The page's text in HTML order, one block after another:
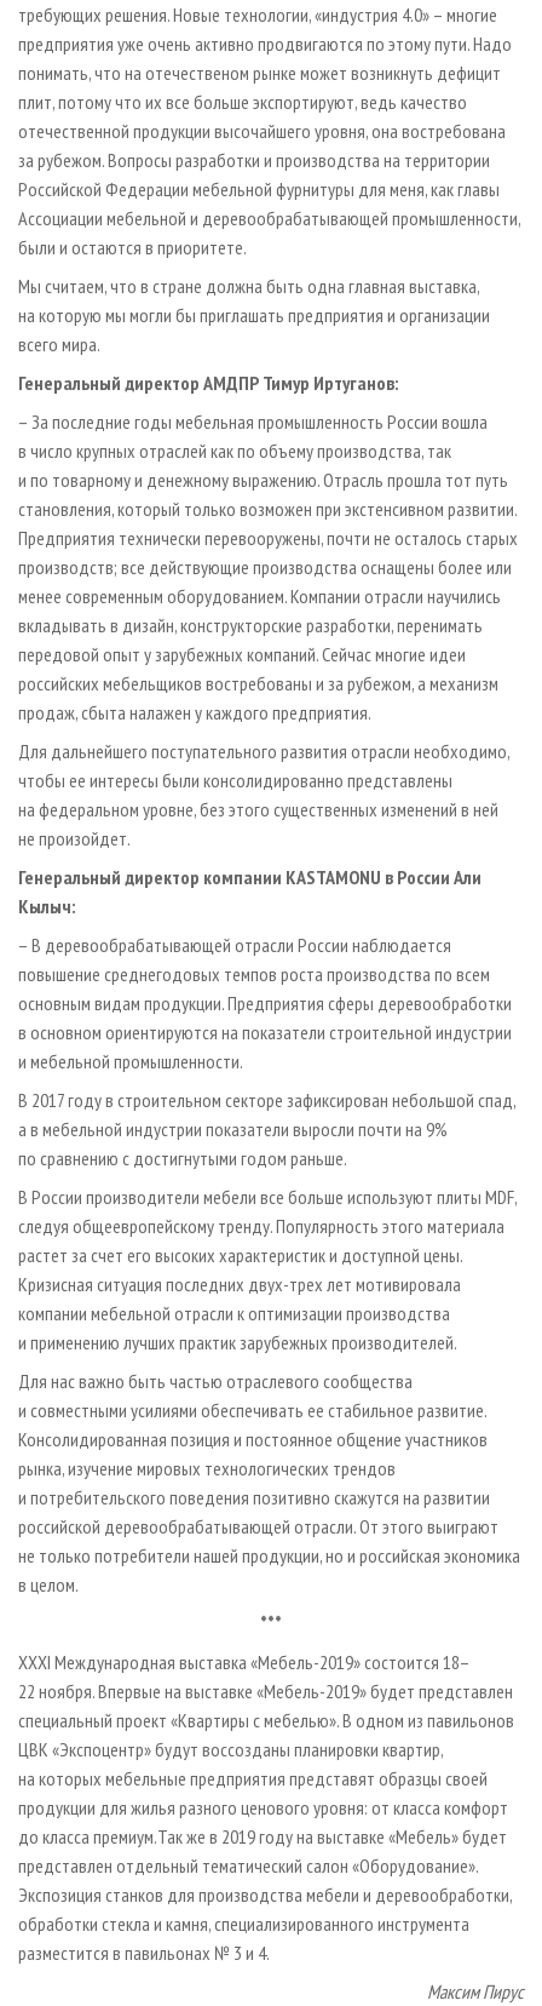
требующих решения. Новые технологии, «индустрия 4.0» – многие
предприятия уже очень активно продвигаются по этому пути. Надо
понимать, что на отечественом рынке может возникнуть дефицит
плит, потому что их все больше экспортируют, ведь качество
отечественной продукции высочайшего уровня, она востребована
за рубежом. Вопросы разработки и производства на территории
Российской Федерации мебельной фурнитуры для меня, как главы
Ассоциации мебельной и деревообрабатывающей промышленности,
были и остаются в приоритете.
Мы считаем, что в стране должна быть одна главная выставка,
на которую мы могли бы приглашать предприятия и организации
всего мира.
Генеральный директор АМДПР Тимур Иртуганов:
– За последние годы мебельная промышленность России вошла
в число крупных отраслей как по объему производства, так
и по товарному и денежному выражению. Отрасль прошла тот путь
становления, который только возможен при экстенсивном развитии.
Предприятия технически перевооружены, почти не осталось старых
производств; все действующие производства оснащены более или
менее современным оборудованием. Компании отрасли научились
вкладывать в дизайн, конструкторские разработки, перенимать
передовой опыт у зарубежных компаний. Сейчас многие идеи
российских мебельщиков востребованы и за рубежом, а механизм
продаж, сбыта налажен у каждого предприятия.
Для дальнейшего поступательного развития отрасли необходимо,
чтобы ее интересы были консолидированно представлены
на федеральном уровне, без этого существенных изменений в ней
не произойдет.
Генеральный директор компании KASTAMONU в России Али
Кылыч:
– В деревообрабатывающей отрасли России наблюдается
повышение среднегодовых темпов роста производства по всем
основным видам продукции. Предприятия сферы деревообработки
в основном ориентируются на показатели строительной индустрии
и мебельной промышленности.
В 2017 году в строительном секторе зафиксирован небольшой спад,
а в мебельной индустрии показатели выросли почти на 9%
по сравнению с достигнутыми годом раньше.
В России производители мебели все больше используют плиты MDF,
следуя общеевропейскому тренду. Популярность этого материала
растет за счет его высоких характеристик и доступной цены.
Кризисная ситуация последних двух-трех лет мотивировала
компании мебельной отрасли к оптимизации производства
и применению лучших практик зарубежных производителей.
Для нас важно быть частью отраслевого сообщества
и совместными усилиями обеспечивать ее стабильное развитие.
Консолидированная позиция и постоянное общение участников
рынка, изучение мировых технологических трендов
и потребительского поведения позитивно скажутся на развитии
российской деревообрабатывающей отрасли. От этого выиграют
не только потребители нашей продукции, но и российская экономика
в целом.
***
XXXI Международная выставка «Мебель-2019» состоится 18–
22 ноября. Впервые на выставке «Мебель-2019» будет представлен
специальный проект «Квартиры с мебелью». В одном из павильонов
ЦВК «Экспоцентр» будут воссозданы планировки квартир,
на которых мебельные предприятия представят образцы своей
продукции для жилья разного ценового уровня: от класса комфорт
до класса премиум.Так же в 2019 году на выставке «Мебель» будет
представлен отдельный тематический салон «Оборудование».
Экспозиция станков для производства мебели и деревообработки,
обработки стекла и камня, специализированного инструмента
разместится в павильонах № 3 и 4.
Максим Пирус